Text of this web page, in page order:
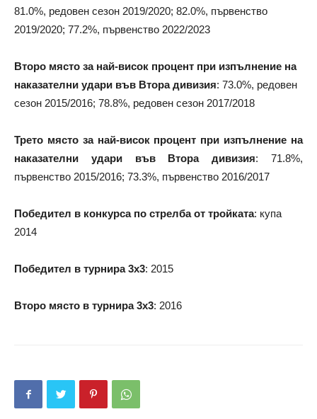
81.0%, редовен сезон 2019/2020; 82.0%, първенство
2019/2020; 77.2%, първенство 2022/2023
Второ място за най-висок процент при изпълнение на
наказателни удари във Втора дивизия: 73.0%, редовен
сезон 2015/2016; 78.8%, редовен сезон 2017/2018
Трето място за най-висок процент при изпълнение на
наказателни удари във Втора дивизия: 71.8%,
първенство 2015/2016; 73.3%, първенство 2016/2017
Победител в конкурса по стрелба от тройката: купа
2014
Победител в турнира 3х3: 2015
Второ място в турнира 3х3: 2016